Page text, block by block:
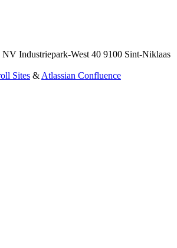
Industriepark-West 40 9100 Sint-Niklaas
Sites &Atlassian Confluence